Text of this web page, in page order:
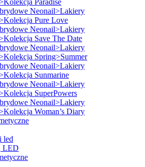
Paradise
Neonail>Lakiery
Pure Love
Neonail>Lakiery
Save The Date
Neonail>Lakiery
Spring>Summer
Neonail>Lakiery
Sunmarine
Neonail>Lakiery
SuperPowers
Neonail>Lakiery
Woman’s Diary
led
LED